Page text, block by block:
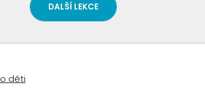
DALŠÍ LEKCE
děti